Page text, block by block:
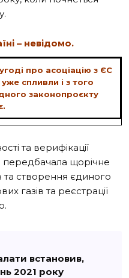
– невідомо.
про асоціацію з ЄС
спливли і з того
законопроєкту
та верифікації
передбачала щорічне
та створення єдиного
газів та реєстрації
встановив,
2021 року